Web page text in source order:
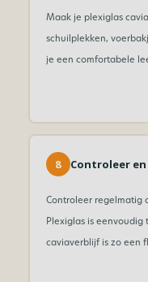
Maak je plexiglas
schuilplekken,
je een comfortabele
8 Controleer
Controleer regelmatig
Plexiglas is
caviaverblijf is zo een